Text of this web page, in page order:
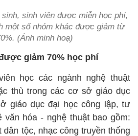
sinh viên được miễn học phí,
một số nhóm khác được giảm từ
(Ảnh minh hoạ)
giảm 70% học phí
học các ngành nghệ thuật
thù trong các cơ sở giáo dục
giáo dục đại học công lập, tư
văn hóa - nghệ thuật bao gồm:
dân tộc, nhạc công truyền thống